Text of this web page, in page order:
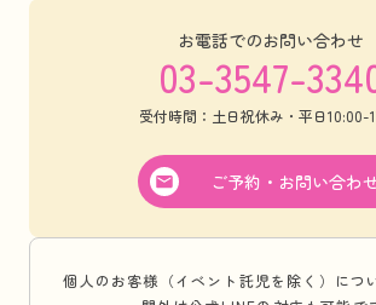
お電話でのお問い合わせ
03-3547-
受付時間：土日祝休み・平日10:00-
ご予約・お問い合わ
個人のお客様（イベント託児を除く）につ